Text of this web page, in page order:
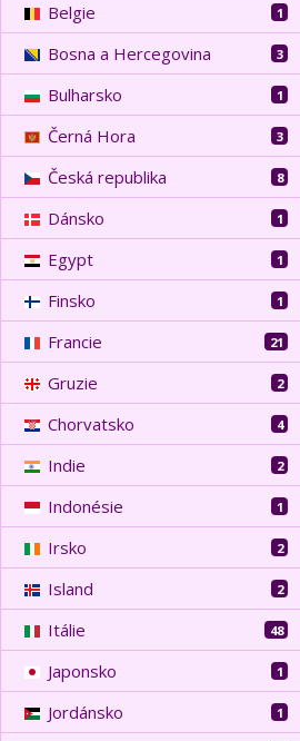
Belgie 1
Bosna a Hercegovina 3
Bulharsko 1
Černá Hora 3
Česká republika 8
Dánsko 1
Egypt 1
Finsko 1
Francie 21
Gruzie 2
Chorvatsko 4
Indie 2
Indonésie 1
Irsko 2
Island 2
Itálie 48
Japonsko 1
Jordánsko 1